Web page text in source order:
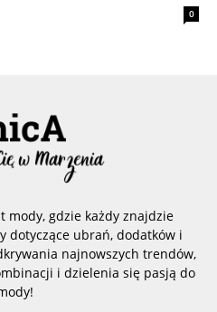
0
mody, gdzie każdy znajdzie
dotyczące ubrań, dodatków i
najnowszych trendów,
i dzielenia się pasją do